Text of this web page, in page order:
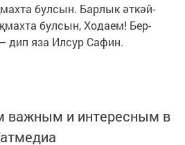
булсын. Барлык әткәй-
булсын, Ходаем! Бер-
дип яза Илсур Сафин.
важным и интересным в